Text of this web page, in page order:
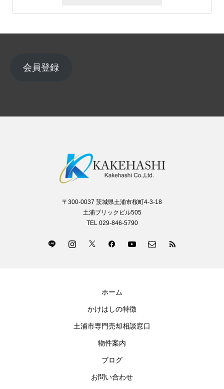
会員登録
〒300-0037 茨城県土浦市桜町4-3-18
土浦ブリックビル505
TEL 029-846-5790
ホーム
かけはしの特徴
土浦市専門売却相談窓口
物件案内
ブログ
お問い合わせ